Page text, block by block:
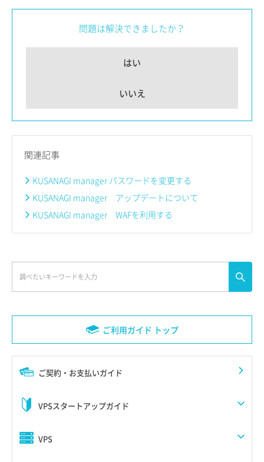
ご利用ガイド トップ
ご契約・お支払いガイド
VPSスタートアップガイド
VPS
問題は解決できましたか？
はい
いいえ
関連記事
KUSANAGI manager パスワードを変更する
KUSANAGI manager アップデートについて
KUSANAGI manager WAFを利用する